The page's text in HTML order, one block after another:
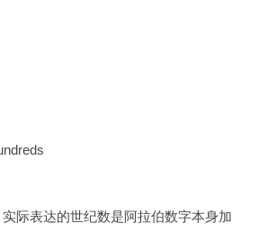
实际表达的世纪数是阿拉伯数字本身加